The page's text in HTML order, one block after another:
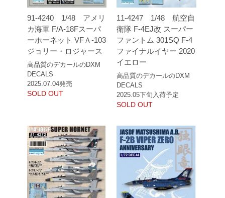
91-4240 1/48 アメリ
カ海軍 F/A-18Fスーパ
ーホーネット VFＡ-103
ジョリー・ロジャース
高品質のデカールのDXM
DECALS
2025.07.04発売
SOLD OUT
11-4247 1/48 航空自
衛隊 F-4EJ改 スーパー
ファントム 301SQ F-4
ファイナルイヤー 2020
イエロー
高品質のデカールのDXM
DECALS
2025.05下旬入荷予定
SOLD OUT